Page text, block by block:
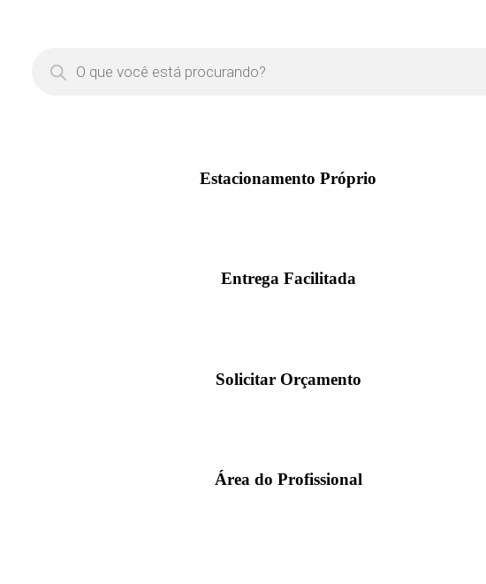
Estacionamento Próprio
Entrega Facilitada
Solicitar Orçamento
Área do Profissional